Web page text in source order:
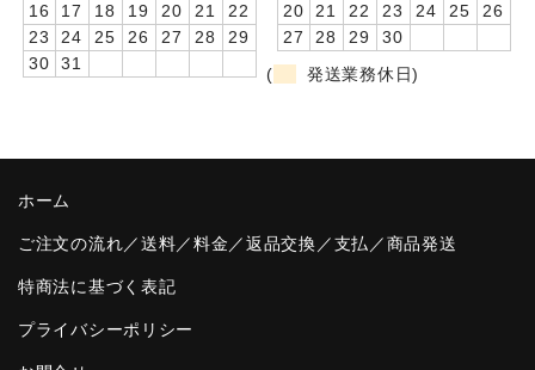
音声入りフォトフレームクロック(集合)
音声入りフォトフレームクロック(校歌)
制服メモリー
16
17 18 19 20 21
22
23
24 25 26 27 28
29
30
31
20
21 22 23 24 25
26
27
28 29
30
(
発送業務休日)
ホーム
ご注文の流れ／送料／料金／返品交換／支払／商品発送
特商法に基づく表記
プライバシーポリシー